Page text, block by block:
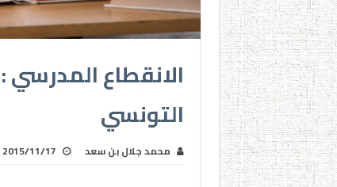
الانقطاع المدرسي
التونسي
محمد جلال بن سعد 2015/11/17